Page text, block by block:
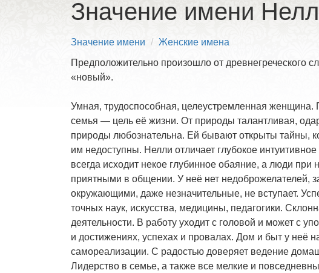
Значение имени
Значение имени
Женские имена
Предположительно произошло от древнегреческого
«новый».
Умная, трудоспособная, целеустремленная
семья — цель её жизни. От природы талантливая,
природы любознательна. Ей бывают открыты тайны,
им недоступны. Нелли отличает глубокое
всегда исходит некое глубинное обаяние, а люди при
приятными в общении. У неё нет недоброжелателей,
окружающими, даже незначительные, не вступает.
точных наук, искусства, медицины, педагогики.
деятельности. В работу уходит с головой и может с
и достижениях, успехах и провалах. Дом и быт у неё
самореализации. С радостью доверяет ведение
Лидерство в семье, а также все мелкие и